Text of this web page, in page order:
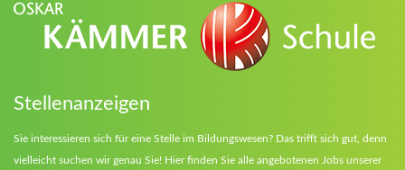
Stellenanzeigen
Sie interessieren sich für eine Stelle im Bildungswesen? Das trifft sich gut, denn
vielleicht suchen wir genau Sie! Hier finden Sie alle angebotenen Jobs unserer